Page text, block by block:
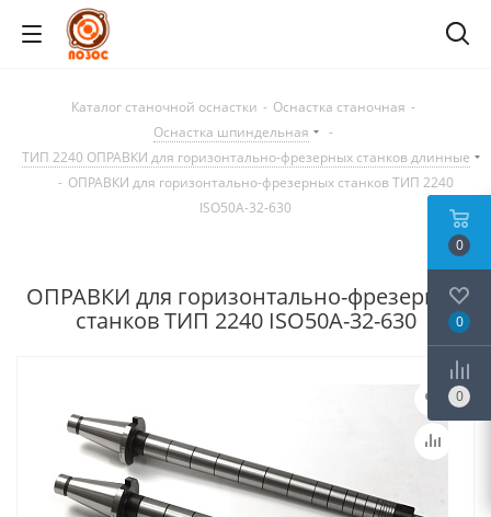
Каталог станочной оснастки - Оснастка станочная -
Оснастка шпиндельная
-
ТИП 2240 ОПРАВКИ для горизонтально-фрезерных станков длинные
- ОПРАВКИ для горизонтально-фрезерных станков ТИП 2240
ISO50A-32-630
ОПРАВКИ для горизонтально-фрезерных
станков ТИП 2240 ISO50A-32-630
0
0
0